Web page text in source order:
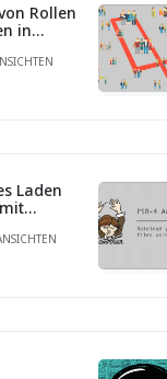
Rollen
in
Laden